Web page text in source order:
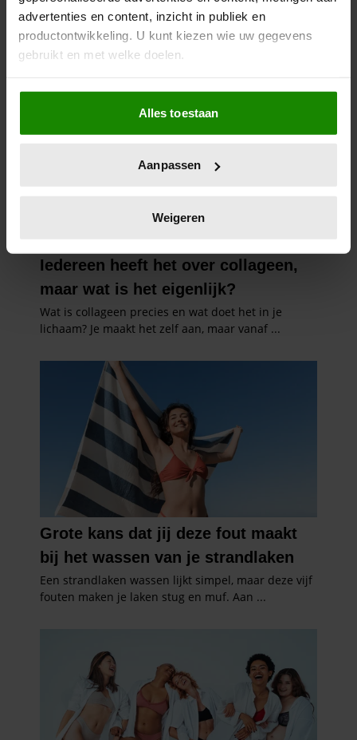
advertenties en content, inzicht in publiek en
productontwikkeling. U kunt kiezen wie uw gegevens
gebruikt en met welke doelen.
Als u het toestaat, willen we ook graag:
Informatie verzamelen over uw geografische
locatie, die tot een paar meter nauwkeurig kan zijn
scannen op specifieke eigenschappen (fingerprinting)
verwerkt en stel uw voorkeuren in het
intrekken in de Cookieverklaring.
We gebruiken cookies om content en advertenties te
personaliseren, om functies voor social media te bieden
en om ons websiteverkeer te analyseren. Ook delen we
partners voor social media, adverteren en analyse. Deze
partners kunnen deze gegevens combineren met andere
informatie die u aan ze heeft verstrekt of die ze hebben
verzameld op basis van uw gebruik van hun services. U
gaat akkoord met onze cookies als u onze website blijft
gebruiken.
Alles toestaan
Aanpassen
Weigeren